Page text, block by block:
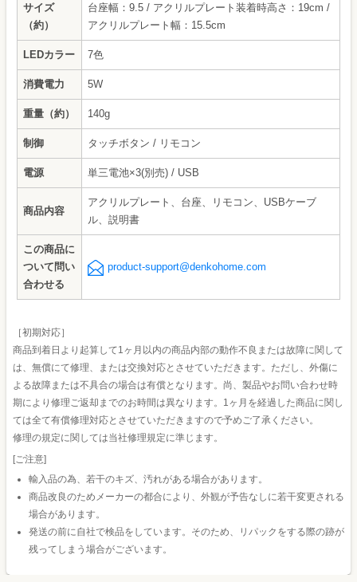
サイズ
（約）
台座幅：9.5 / アクリルプレート装着時高さ：19cm /
アクリルプレート幅：15.5cm
LEDカラー 7色
消費電力 5W
重量（約） 140g
制御 タッチボタン / リモコン
電源 単三電池×3(別売) / USB
商品内容
アクリルプレート、台座、リモコン、USBケーブ
ル、説明書
この商品に
ついて問い
合わせる
product-support@denkohome.com
［初期対応］
商品到着日より起算して1ヶ月以内の商品内部の動作不良または故障に関して
は、無償にて修理、または交換対応とさせていただきます。ただし、外傷に
よる故障または不具合の場合は有償となります。尚、製品やお問い合わせ時
期により修理ご返却までのお時間は異なります。1ヶ月を経過した商品に関し
ては全て有償修理対応とさせていただきますので予めご了承ください。
修理の規定に関しては当社修理規定に準じます。
[ご注意]
輸入品の為、若干のキズ、汚れがある場合があります。
商品改良のためメーカーの都合により、外観が予告なしに若干変更される
場合があります。
発送の前に自社で検品をしています。そのため、リパックをする際の跡が
残ってしまう場合がございます。